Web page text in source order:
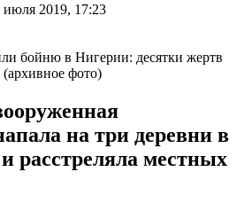
2019, 17:23
фото)
на три деревни в
расстреляла местных